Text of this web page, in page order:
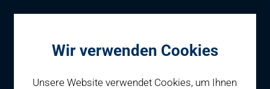
Wir verwenden Cookies
Unsere Website verwendet Cookies, um Ihnen